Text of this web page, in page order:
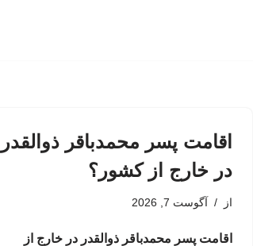
اقامت پسر محمدباقر ذوالقدر
در خارج از کشور؟
از آگوست 7, 2026
اقامت پسر محمدباقر ذوالقدر در خارج از